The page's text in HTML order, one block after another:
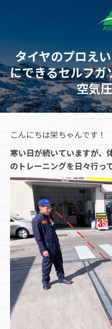
タイヤのプロえ
にできるセルフガ
空気
こんにちは栄ちゃんです！
寒い日が続いていますが、
のトレーニングを日々行っ